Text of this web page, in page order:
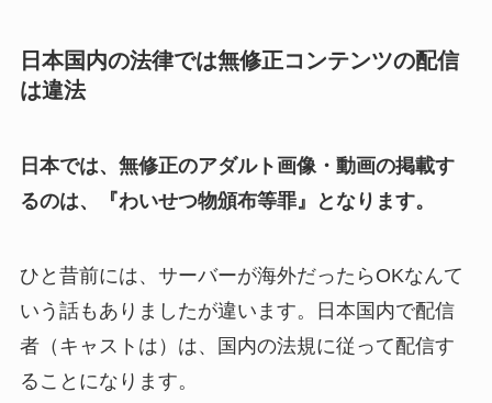
日本国内の法律では無修正コンテンツの配信
は違法
日本では、無修正のアダルト画像・動画の掲載す
るのは、『わいせつ物頒布等罪』となります。
ひと昔前には、サーバーが海外だったらOKなんて
いう話もありましたが違います。日本国内で配信
者（キャストは）は、国内の法規に従って配信す
ることになります。